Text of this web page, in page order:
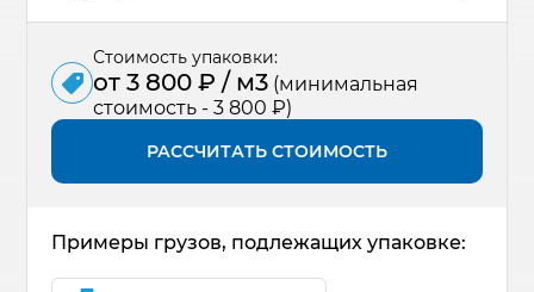
Стоимость упаковки:
от 3 800 ₽ / м3 (минимальная
стоимость - 3 800 ₽)
РАССЧИТАТЬ СТОИМОСТЬ
Примеры грузов, подлежащих упаковке: